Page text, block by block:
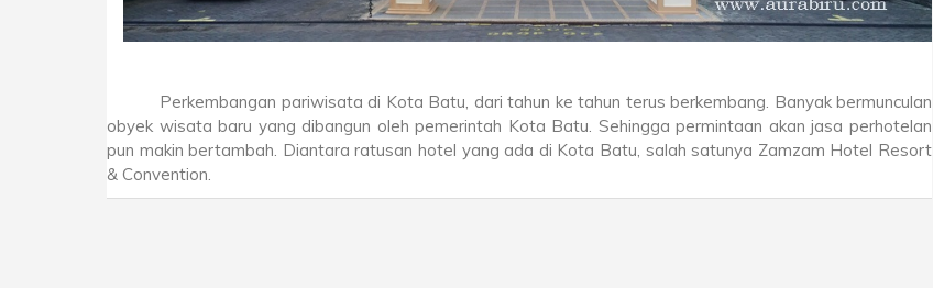
Perkembangan pariwisata di Kota Batu, dari tahun ke tahun terus berkembang. Banyak bermunculan
obyek wisata baru yang dibangun oleh pemerintah Kota Batu. Sehingga permintaan akan jasa perhotelan
pun makin bertambah. Diantara ratusan hotel yang ada di Kota Batu, salah satunya Zamzam Hotel Resort
& Convention.